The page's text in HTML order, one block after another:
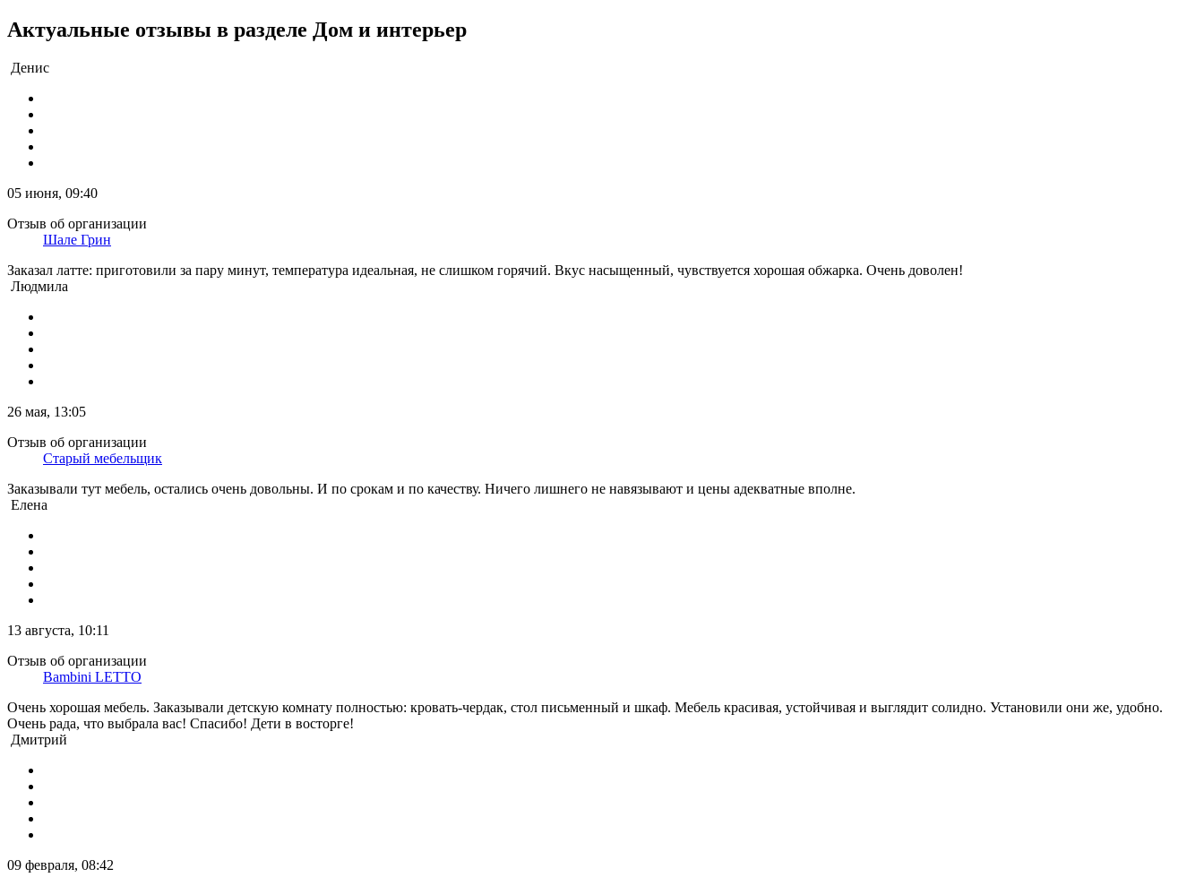
Актуальные отзывы в разделе Дом и интерьер
Денис
05 июня, 09:40
Отзыв об организации
Шале Грин
Заказал латте: приготовили за пару минут, температура идеальная, не слишком горячий. Вкус насыщенный, чувствуется хорошая обжарка. Очень доволен!
Людмила
26 мая, 13:05
Отзыв об организации
Старый мебельщик
Заказывали тут мебель, остались очень довольны. И по срокам и по качеству. Ничего лишнего не навязывают и цены адекватные вполне.
Елена
13 августа, 10:11
Отзыв об организации
Bambini LETTO
Очень хорошая мебель. Заказывали детскую комнату полностью: кровать-чердак, стол письменный и шкаф. Мебель красивая, устойчивая и выглядит солидно. Установили они же, удобно.
Очень рада, что выбрала вас! Спасибо! Дети в восторге!
Дмитрий
09 февраля, 08:42